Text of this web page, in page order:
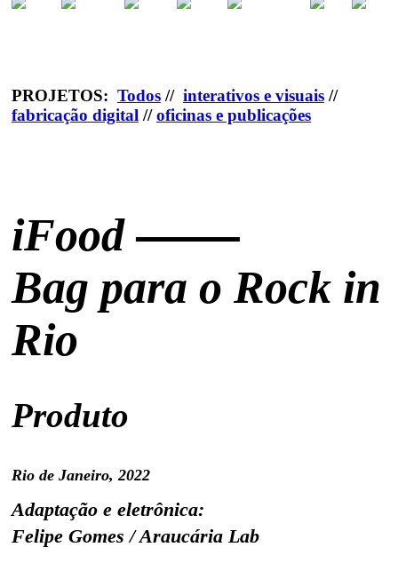
PROJETOS: Todos// interativos e visuais//
fabricação digital//oficinas e publicações
iFood
Bag para o Rock in
Rio
Produto
Rio de Janeiro, 2022
Adaptação e eletrônica:
Felipe Gomes / Araucária Lab